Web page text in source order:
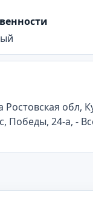
Ростовская обл,
Победы, 24-а, -